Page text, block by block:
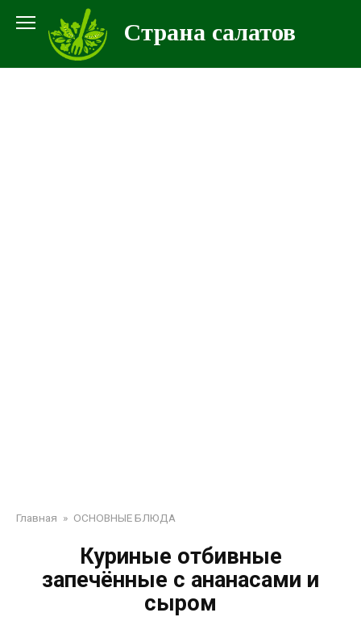
контенту
Страна салатов
Главная » ОСНОВНЫЕ БЛЮДА
Куриные отбивные
запечённые с ананасами и
сыром